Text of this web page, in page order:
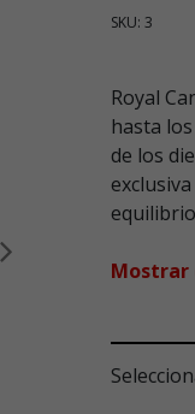
Siguiente
SKU: 3
Royal
hasta
de los
Mostrar